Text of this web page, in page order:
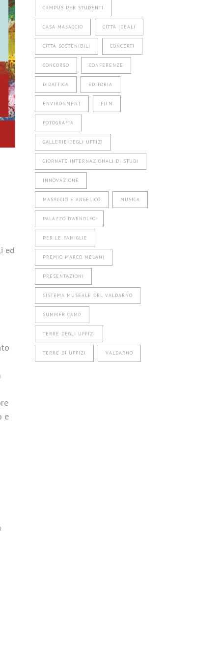
ed
e
CAMPUS PER STUDENTI
CASA MASACCIO CITTÀ IDEALI
CITTÀ SOSTENIBILI CONCERTI
CONCORSO CONFERENZE
DIDATTICA EDITORIA
ENVIRONMENT FILM
FOTOGRAFIA
GALLERIE DEGLI UFFIZI
GIORNATE INTERNAZIONALI DI STUDI
INNOVAZIONE
MASACCIO E ANGELICO MUSICA
PALAZZO D'ARNOLFO
PER LE FAMIGLIE
PREMIO MARCO MELANI
PRESENTAZIONI
SISTEMA MUSEALE DEL VALDARNO
SUMMER CAMP
TERRE DEGLI UFFIZI
TERRE DI UFFIZI VALDARNO